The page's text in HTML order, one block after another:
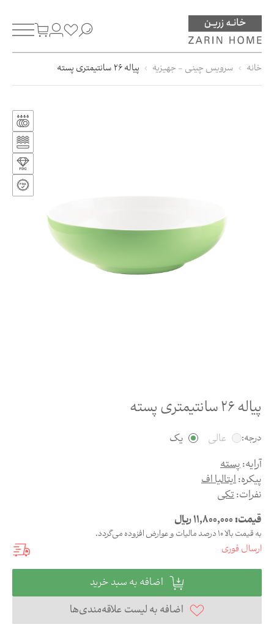
خانه سرویس چینی - جهیزیه پیاله 26 سانتیمتری پسته
پیاله 26 سانتیمتری پسته
درجه: عالی
یک
آرایه:پسته
پیکره:ایتالیا اف
نفرات:تکی
قیمت:11,800,000ریال
به قیمت بالا 10 درصد مالیات و عوارض افزوده می‌گردد.
ارسال فوری
اضافه به سبد خرید
اضافه به لیست علاقه‌مندی‌ها